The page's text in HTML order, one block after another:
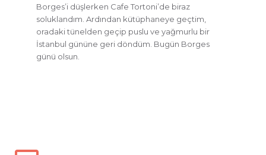
Borges’i düşlerken Cafe Tortoni’de biraz
soluklandım. Ardından kütüphaneye geçtim,
oradaki tünelden geçip puslu ve yağmurlu bir
İstanbul gününe geri döndüm. Bugün Borges
günü olsun.